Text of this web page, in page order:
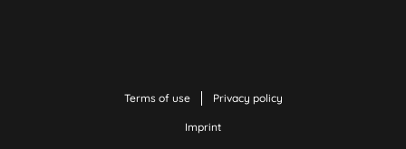
Terms of use Privacy policy
Imprint